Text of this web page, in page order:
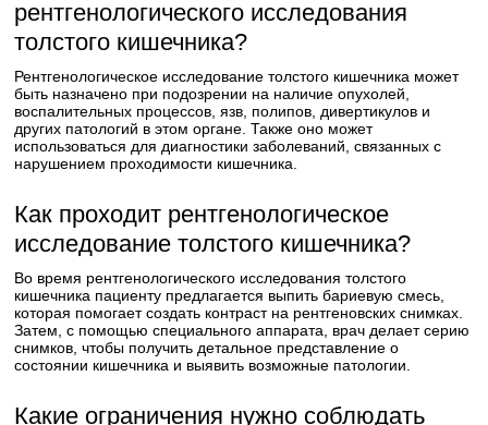
рентгенологического исследования
толстого кишечника?
Рентгенологическое исследование толстого кишечника может
быть назначено при подозрении на наличие опухолей,
воспалительных процессов, язв, полипов, дивертикулов и
других патологий в этом органе. Также оно может
использоваться для диагностики заболеваний, связанных с
нарушением проходимости кишечника.
Как проходит рентгенологическое
исследование толстого кишечника?
Во время рентгенологического исследования толстого
кишечника пациенту предлагается выпить бариевую смесь,
которая помогает создать контраст на рентгеновских снимках.
Затем, с помощью специального аппарата, врач делает серию
снимков, чтобы получить детальное представление о
состоянии кишечника и выявить возможные патологии.
Какие ограничения нужно соблюдать